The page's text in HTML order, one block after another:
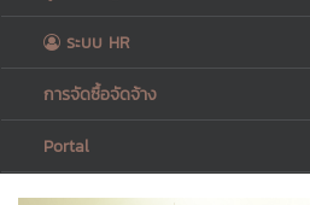
ระบบ HR
การจัดซื้อจัดจ้าง
Portal